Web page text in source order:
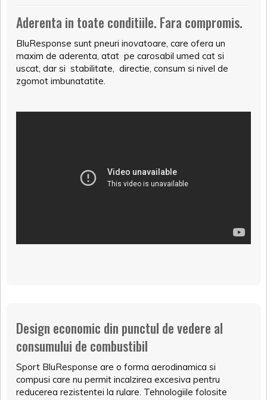
Aderenta in toate conditiile. Fara compromis.
BluResponse sunt pneuri inovatoare, care ofera un
maxim de aderenta, atat pe carosabil umed cat si
uscat, dar si stabilitate, directie, consum si nivel de
zgomot imbunatatite.
Design economic din punctul de vedere al
consumului de combustibil
Sport BluResponse are o forma aerodinamica si
compusi care nu permit incalzirea excesiva pentru
reducerea rezistentei la rulare. Tehnologiile folosite